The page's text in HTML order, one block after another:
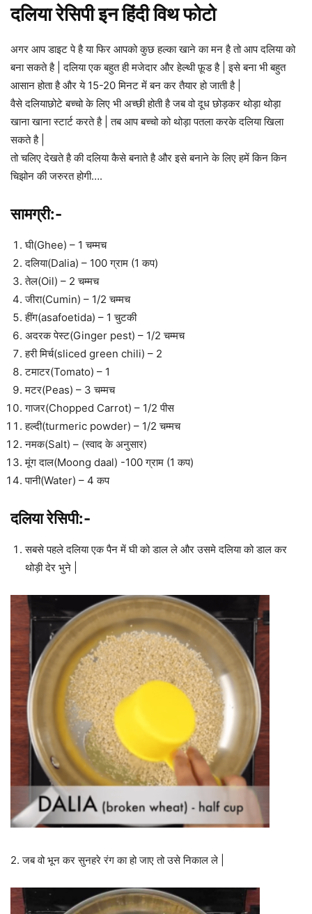
दलिया रेसिपी इन हिंदी विथ फोटो
अगर आप डाइट पे है या फिर आपको कुछ हल्का खाने का मन है तो आप दलिया को
बना सकते है | दलिया एक बहुत ही मजेदार और हेल्थी फ़ूड है | इसे बना भी बहुत
आसान होता है और ये 15-20 मिनट में बन कर तैयार हो जाती है |
वैसे दलियाछोटे बच्चो के लिए भी अच्छी होती है जब वो दूध छोड़कर थोड़ा थोड़ा
खाना खाना स्टार्ट करते है | तब आप बच्चो को थोड़ा पतला करके दलिया खिला
सकते है |
तो चलिए देखते है की दलिया कैसे बनाते है और इसे बनाने के लिए हमें किन किन
चिझोन की जरुरत होगी….
सामग्री:-
घी(Ghee) – 1 चम्मच
दलिया(Dalia) – 100 ग्राम (1 कप)
तेल(Oil) – 2 चम्मच
जीरा(Cumin) – 1/2 चम्मच
हींग(asafoetida) – 1 चुटकी
अदरक पेस्ट(Ginger pest) – 1/2 चम्मच
हरी मिर्च(sliced green chili) – 2
टमाटर(Tomato) – 1
मटर(Peas) – 3 चम्मच
गाजर(Chopped Carrot) – 1/2 पीस
हल्दी(turmeric powder) – 1/2 चम्मच
नमक(Salt) – (स्वाद के अनुसार)
मूंग दाल(Moong daal) -100 ग्राम (1 कप)
पानी(Water) – 4 कप
दलिया रेसिपी:-
सबसे पहले दलिया एक पैन में घी को डाल ले और उसमे दलिया को डाल कर
थोड़ी देर भुने |
2. जब वो भून कर सुनहरे रंग का हो जाए तो उसे निकाल ले |